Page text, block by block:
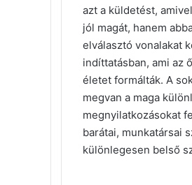
azt a küldetést,
jól magát, hanem
elválasztó vonalakat
indíttatásban, ami az
életet formálták. A
megvan a maga
megnyilatkozásokat
barátai, munkatársai
különlegesen belső